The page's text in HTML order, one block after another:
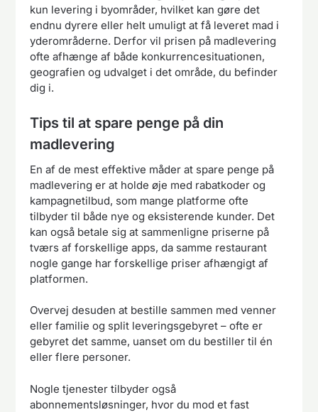
kun levering i byområder, hvilket kan gøre det
endnu dyrere eller helt umuligt at få leveret mad i
yderområderne. Derfor vil prisen på madlevering
ofte afhænge af både konkurrencesituationen,
geografien og udvalget i det område, du befinder
dig i.
Tips til at spare penge på din
madlevering
En af de mest effektive måder at spare penge på
madlevering er at holde øje med rabatkoder og
kampagnetilbud, som mange platforme ofte
tilbyder til både nye og eksisterende kunder. Det
kan også betale sig at sammenligne priserne på
tværs af forskellige apps, da samme restaurant
nogle gange har forskellige priser afhængigt af
platformen.
Overvej desuden at bestille sammen med venner
eller familie og split leveringsgebyret – ofte er
gebyret det samme, uanset om du bestiller til én
eller flere personer.
Nogle tjenester tilbyder også
abonnementsløsninger, hvor du mod et fast